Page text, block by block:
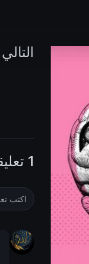
التالي
1 تعليقات